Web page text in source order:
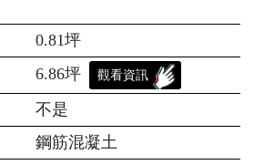
0.81坪
6.86坪 觀看資訊
不是
鋼筋混凝土